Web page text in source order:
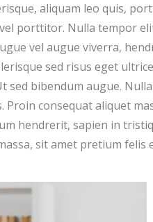
aliquam leo quis,
porttitor. Nulla tempor
vel augue viverra,
sed risus eget
sed bibendum augue.
Proin consequat aliquet
hendrerit, sapien in
sit amet pretium felis